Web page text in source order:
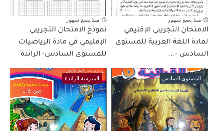
منذ بضع شهور
الامتحان التجريبي الإقليمي
لمادة اللغة العربية للمستوى
السادس -...
منذ بضع شهور
نموذج الامتحان التجريبي
الإقليمي في مادة الرياضيات
للمستوى السادس- الرائدة
المستوى السادس المدرسة الرائدة